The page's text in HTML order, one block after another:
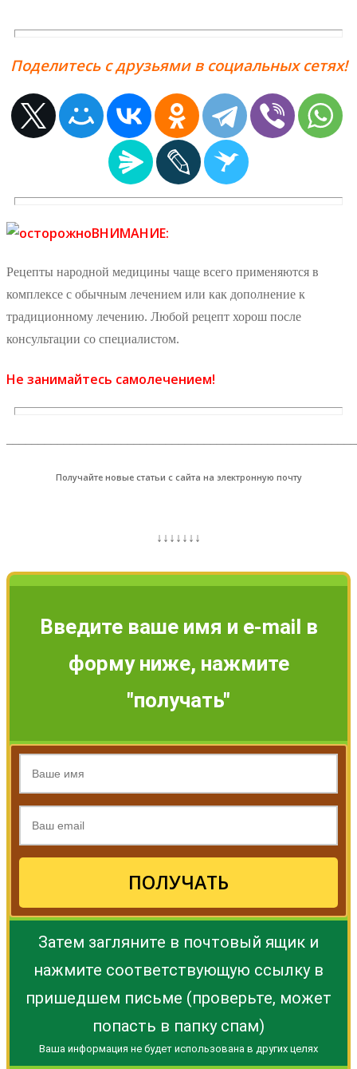
Поделитесь с друзьями в социальных сетях!
ВНИМАНИЕ:
Рецепты народной медицины чаще всего применяются в
комплексе с обычным лечением или как дополнение к
традиционному лечению. Любой рецепт хорош после
консультации со специалистом.
Не занимайтесь самолечением!
Получайте новые статьи с сайта на электронную почту
↓↓↓↓↓↓↓
Введите ваше имя и e-mail в
форму ниже, нажмите
"получать"
ПОЛУЧАТЬ
Затем загляните в почтовый ящик и
нажмите соответствующую ссылку в
пришедшем письме (проверьте, может
попасть в папку спам)
Ваша информация не будет использована в других целях